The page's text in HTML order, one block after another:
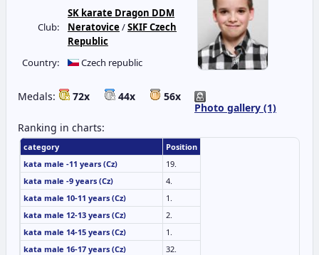
Photo gallery (1)
Club:
SK karate Dragon DDM
Neratovice/SKIF Czech
Republic
Country:
Czech republic
Medals: 72x 44x 56x
Ranking in charts:
category
Position
kata male -11 years (Cz)
19.
kata male -9 years (Cz)
4.
kata male 10-11 years (Cz)
1.
kata male 12-13 years (Cz)
2.
kata male 14-15 years (Cz)
1.
kata male 16-17 years (Cz)
32.